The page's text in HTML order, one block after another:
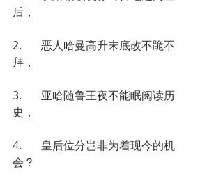
后，
2.       恶人哈曼高升末底改不跪不
拜，
3.       亚哈随鲁王夜不能眠阅读历
史，
4.       皇后位分岂非为着现今的机
会？